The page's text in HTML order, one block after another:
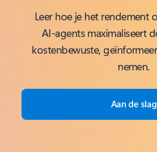
Leer hoe je het rendement
AI-agents maximaliseert
kostenbewuste,
nemen.
Aan de slag